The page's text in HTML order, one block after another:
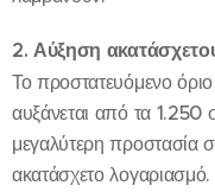
2. Αύξηση
Το προστατευόμενο
αυξάνεται από τα
μεγαλύτερη προστασία
ακατάσχετο λογαριασμό.